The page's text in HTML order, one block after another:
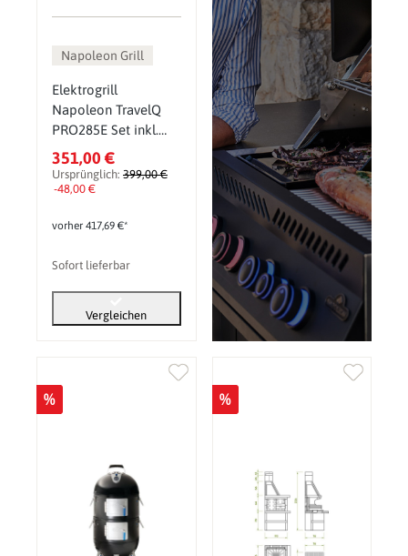
Napoleon Grill
Elektrogrill
Napoleon TravelQ
PRO285E Set inkl.
Abdeckhaube,
Grillplatte und
Warmhalterost
351,00 €
Ursprünglich: 399,00 €
-48,00 €
vorher 417,69 €*
Sofort lieferbar
Vergleichen
% %